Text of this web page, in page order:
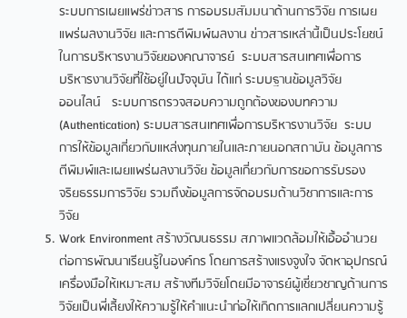
ระบบการเผยแพร่ข่าวสาร การอบรมสัมมนาด้านการวิจัย การเผย
แพร่ผลงานวิจัย และการตีพิมพ์ผลงาน ข่าวสารเหล่านี้เป็นประโยชน์
ในการบริหารงานวิจัยของคณาจารย์ ระบบสารสนเทศเพื่อการ
บริหารงานวิจัยที่ใช้อยู่ในปัจจุบัน ได้แก่ ระบบฐานข้อมูลวิจัย
ออนไลน์ ระบบการตรวจสอบความถูกต้องของบทความ
(Authentication) ระบบสารสนเทศเพื่อการบริหารงานวิจัย ระบบ
การให้ข้อมูลเกี่ยวกับแหล่งทุนภายในและภายนอกสถาบัน ข้อมูลการ
ตีพิมพ์และเผยแพร่ผลงานวิจัย ข้อมูลเกี่ยวกับการขอการรับรอง
จริยธรรมการวิจัย รวมถึงข้อมูลการจัดอบรมด้านวิชาการและการ
วิจัย
Work Environment สร้างวัฒนธรรม สภาพแวดล้อมให้เอื้ออำนวย
ต่อการพัฒนาเรียนรู้ในองค์กร โดยการสร้างแรงจูงใจ จัดหาอุปกรณ์
เครื่องมือให้เหมาะสม สร้างทีมวิจัยโดยมีอาจารย์ผู้เชี่ยวชาญด้านการ
วิจัยเป็นพี่เลี้ยงให้ความรู้ให้คำแนะนำก่อให้เกิดการแลกเปลี่ยนความรู้